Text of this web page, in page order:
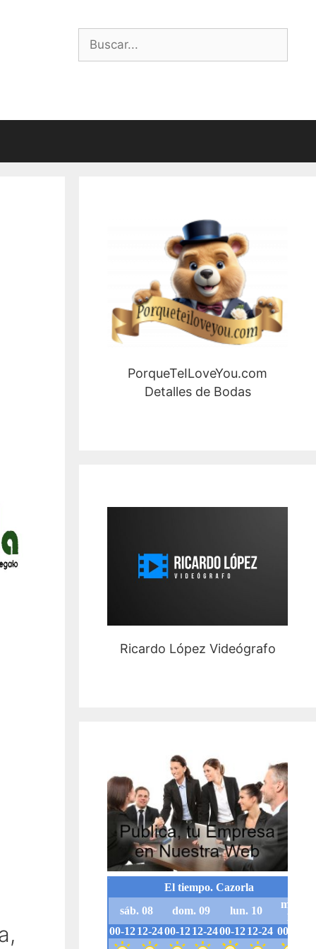
Buscar:
PorqueTeILoveYou.com
Detalles de Bodas
Ricardo López Videógrafo